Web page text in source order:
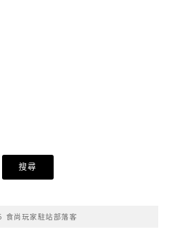
尚玩家駐站部落客